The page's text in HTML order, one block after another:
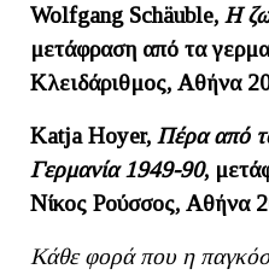
Wolfgang Schäuble, Η
μετάφραση από τα
Κλειδάριθμος, Αθήνα
Katja Hoyer, Πέρα από
Γερμανία 1949-90,
Νίκος Ρούσσος, Αθήνα
Κάθε φορά που η